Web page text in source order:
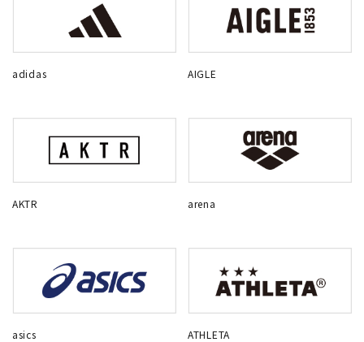
adidas AIGLE
AKTR arena
asics ATHLETA